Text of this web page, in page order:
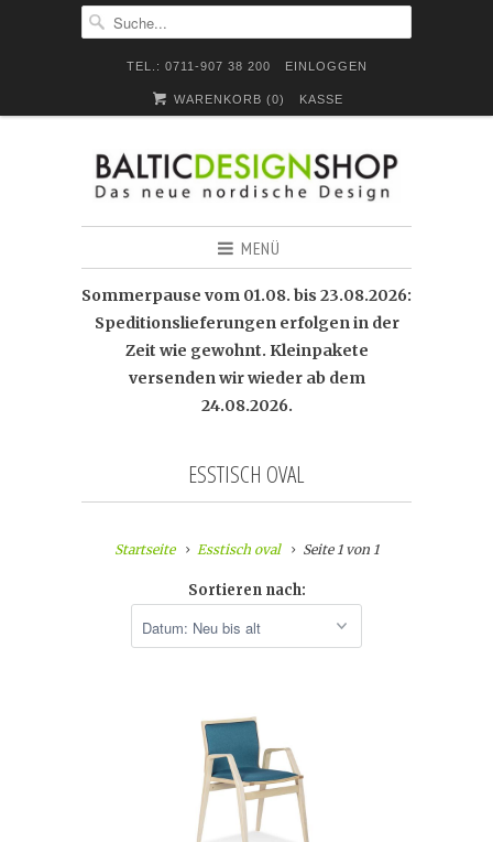
TEL.: 0711-907 38 200 EINLOGGEN
WARENKORB (0) KASSE
MENÜ
Sommerpause vom 01.08. bis 23.08.2026:
Speditionslieferungen erfolgen in der
Zeit wie gewohnt. Kleinpakete
versenden wir wieder ab dem
24.08.2026.
ESSTISCH OVAL
Startseite Esstisch oval Seite 1 von 1
Sortieren nach: